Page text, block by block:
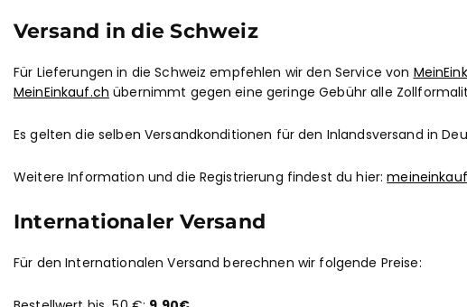
Versand in die Schweiz
Für Lieferungen in die Schweiz empfehlen wir den Service von
MeinEinkauf.ch übernimmt gegen eine geringe Gebühr alle
Es gelten die selben Versandkonditionen für den Inlandsversand in
Weitere Information und die Registrierung findest du hier:
Internationaler Versand
Für den Internationalen Versand berechnen wir folgende Preise: